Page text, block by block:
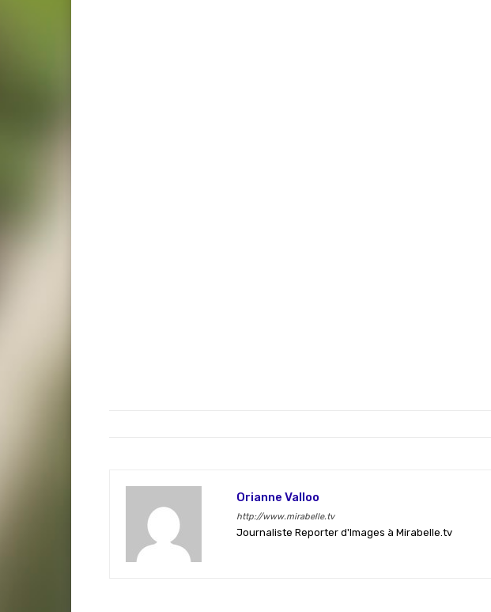
Orianne Valloo
http://www.mirabelle.tv
Journaliste Reporter d'Images à Mirabelle.tv